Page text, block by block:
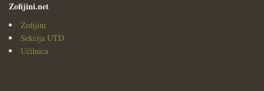
Zofijini.net
Zofijini
Sekcija UTD
Učilnica